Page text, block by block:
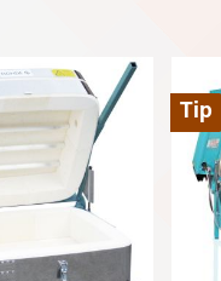
Tip